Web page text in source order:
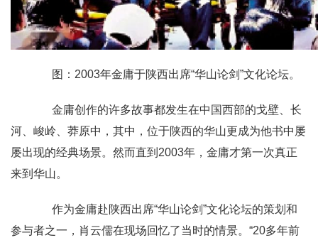
图：2003年金庸于陕西出席“华山论剑”文化论坛。
金庸创作的许多故事都发生在中国西部的戈壁、长
河、峻岭、莽原中，其中，位于陕西的华山更成为他书中屡
屡出现的经典场景。然而直到2003年，金庸才第一次真正
来到华山。
作为金庸赴陕西出席“华山论剑”文化论坛的策划和
参与者之一，肖云儒在现场回忆了当时的情景。“20多年前